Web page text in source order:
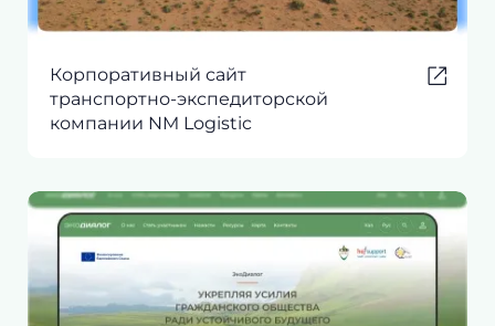
Корпоративный сайт
транспортно-экспедиторской
компании NM Logistic